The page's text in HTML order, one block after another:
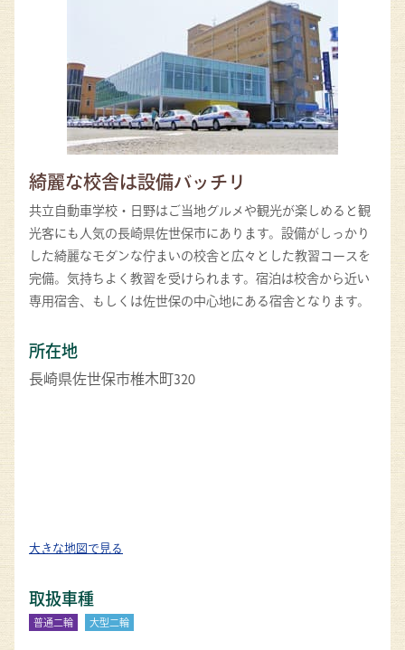
綺麗な校舎は設備バッチリ
共立自動車学校・日野はご当地グルメや観光が楽しめると観
光客にも人気の長崎県佐世保市にあります。設備がしっかり
した綺麗なモダンな佇まいの校舎と広々とした教習コースを
完備。気持ちよく教習を受けられます。宿泊は校舎から近い
専用宿舎、もしくは佐世保の中心地にある宿舎となります。
所在地
長崎県佐世保市椎木町320
大きな地図で見る
取扱車種
普通二輪 大型二輪